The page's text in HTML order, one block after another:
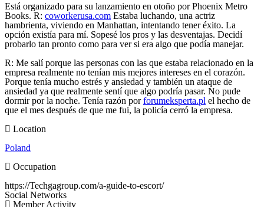
Está organizado para su lanzamiento en otoño por Phoenix Metro
Books. R: coworkerusa.com Estaba luchando, una actriz
hambrienta, viviendo en Manhattan, intentando tener éxito. La
opción existía para mí. Sopesé los pros y las desventajas. Decidí
probarlo tan pronto como para ver si era algo que podía manejar.
R: Me salí porque las personas con las que estaba relacionado en la
empresa realmente no tenían mis mejores intereses en el corazón.
Porque tenía mucho estrés y ansiedad y también un ataque de
ansiedad ya que realmente sentí que algo podría pasar. No pude
dormir por la noche. Tenía razón porforumeksperta.pl el hecho de
que el mes después de que me fui, la policía cerró la empresa.
Location
Poland
Occupation
https://Techgagroup.com/a-guide-to-escort/
Social Networks
Member Activity